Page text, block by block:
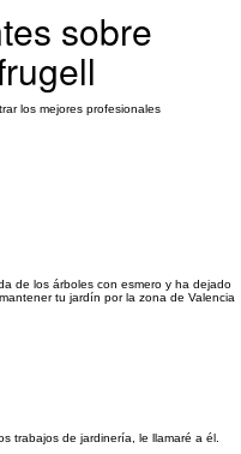
sobre
los mejores profesionales
de los árboles con esmero y ha dejado
tu jardín por la zona de Valencia
trabajos de jardinería, le llamaré a él.